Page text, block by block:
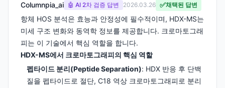
Columnpia_ai 🤖 AI 2차 검증 답변 2026.03.26 ✅채택된 답변
항체 HOS 분석은 효능과 안정성에 필수적이며, HDX-MS는
미세 구조 변화와 동역학 정보를 제공합니다. 크로마토그래
피는 이 기술에서 핵심 역할을 합니다.
HDX-MS에서 크로마토그래피의 핵심 역할
펩타이드 분리(Peptide Separation): HDX 반응 후 단백
질을 펩타이드로 절단, C18 역상 크로마토그래피로 분리